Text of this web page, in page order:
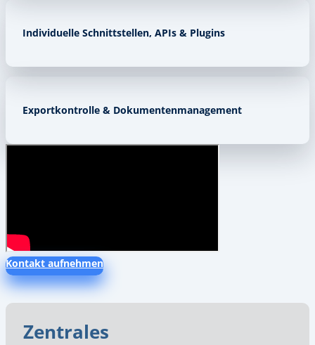
Individuelle Schnittstellen, APIs & Plugins
Exportkontrolle & Dokumentenmanagement
Kontakt aufnehmen
Zentrales